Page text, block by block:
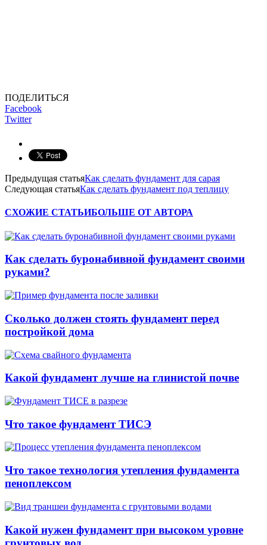
ПОДЕЛИТЬСЯ
Facebook
Twitter
Предыдущая статьяКак сделать фундамент для сарая
Следующая статьяКак сделать фундамент под теплицу
СХОЖИЕ СТАТЬИБОЛЬШЕ ОТ АВТОРА
Как сделать буронабивной фундамент своими
руками?
Сколько должен стоять фундамент перед
постройкой дома
Какой фундамент лучше на глинистой почве
Что такое фундамент ТИСЭ
Что такое технология утепления фундамента
пеноплексом
Какой нужен фундамент при высоком уровне